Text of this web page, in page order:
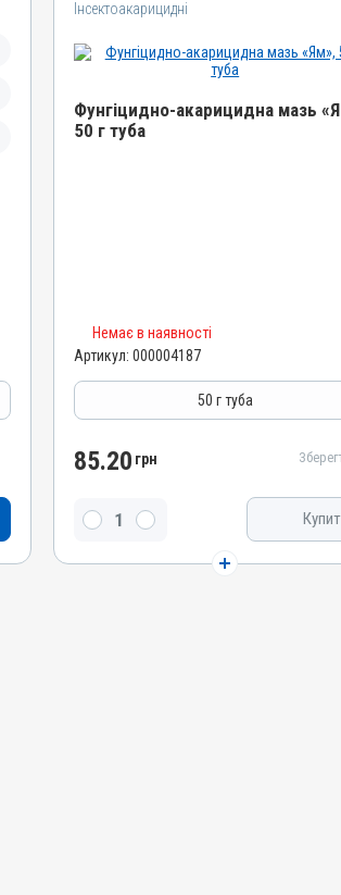
Інсектоакарицидні
Фунгіцидно-акарицидна мазь
50 г туба
Номер РП
AB-01068-01-10
Групи препаратів
Інсектоакарицидні, Протипаразитарні,
Лікарська форма
Діючи речовини
Дьоготь березовий, Сірка, Скипидар живичний,
Окис цинку, Саліцилова кислота, Лізол
Немає в наявності
Артикул: 000004187
50 г туба
85.20 грн